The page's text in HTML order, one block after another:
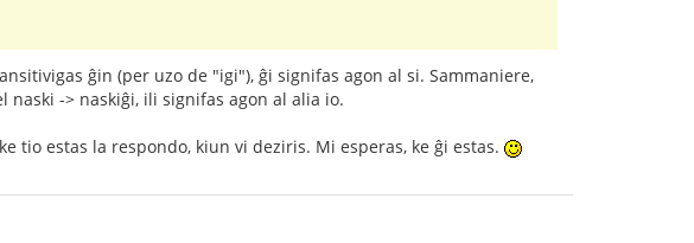
ĝin (per uzo de "igi"), ĝi signifas agon al si. Sammaniere,
-> naskiĝi, ili signifas agon al alia io.
tio estas la respondo, kiun vi deziris. Mi esperas, ke ĝi estas.